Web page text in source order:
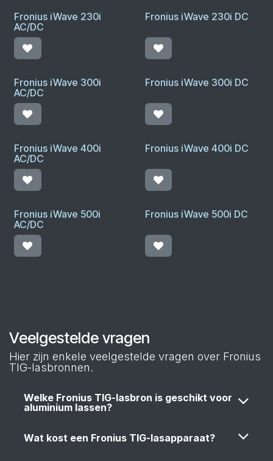
Fronius iWave 230i
AC/DC
Fronius iWave 230i DC
Fronius iWave 300i
AC/DC
Fronius iWave 300i DC
Fronius iWave 400i
AC/DC
Fronius iWave 400i DC
Fronius iWave 500i
AC/DC
Fronius iWave 500i DC
Veelgestelde vragen
Hier zijn enkele veelgestelde vragen over Fronius
TIG-lasbronnen.
Welke Fronius TIG-lasbron is geschikt voor
aluminium lassen?
Wat kost een Fronius TIG-lasapparaat?